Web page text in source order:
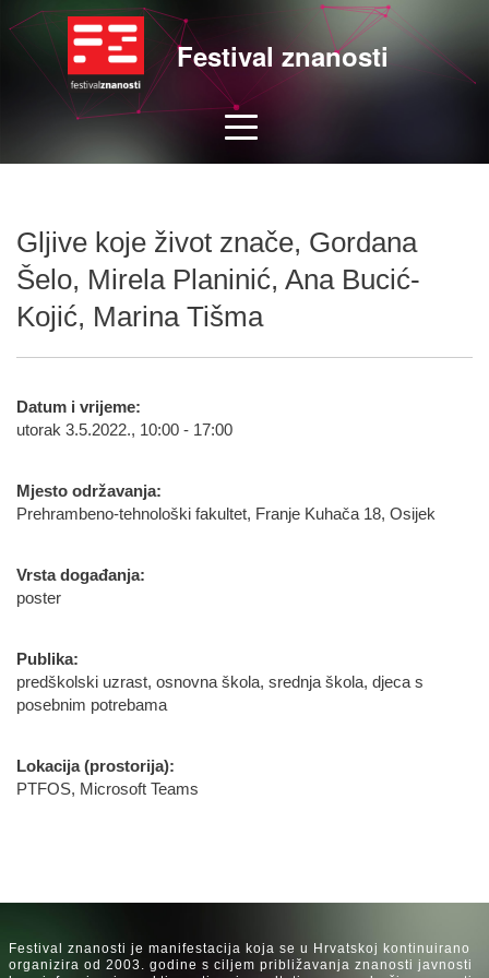
Festival znanosti
Gljive koje život znače, Gordana
Šelo, Mirela Planinić, Ana Bucić-
Kojić, Marina Tišma
Datum i vrijeme:
utorak 3.5.2022., 10:00 - 17:00
Mjesto održavanja:
Prehrambeno-tehnološki fakultet, Franje Kuhača 18, Osijek
Vrsta događanja:
poster
Publika:
predškolski uzrast, osnovna škola, srednja škola, djeca s
posebnim potrebama
Lokacija (prostorija):
PTFOS, Microsoft Teams
Festival znanosti je manifestacija koja se u Hrvatskoj kontinuirano
organizira od 2003. godine s ciljem približavanja znanosti javnosti